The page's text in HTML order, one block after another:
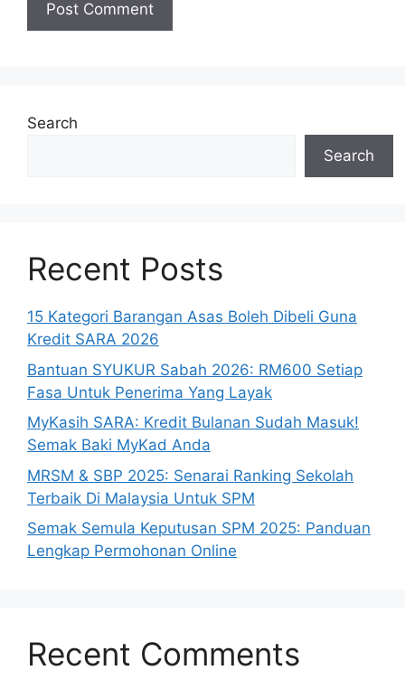
Search
Search
Recent Posts
15 Kategori Barangan Asas Boleh Dibeli Guna
Kredit SARA 2026
Bantuan SYUKUR Sabah 2026: RM600 Setiap
Fasa Untuk Penerima Yang Layak
MyKasih SARA: Kredit Bulanan Sudah Masuk!
Semak Baki MyKad Anda
MRSM & SBP 2025: Senarai Ranking Sekolah
Terbaik Di Malaysia Untuk SPM
Semak Semula Keputusan SPM 2025: Panduan
Lengkap Permohonan Online
Recent Comments